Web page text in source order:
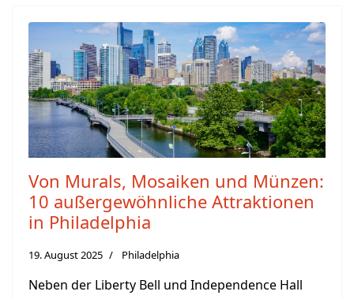
Von Murals, Mosaiken und Münzen:
10 außergewöhnliche Attraktionen
in Philadelphia
19. August 2025 Philadelphia
Neben der Liberty Bell und Independence Hall